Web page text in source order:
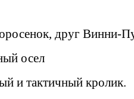
друг Винни-
осел
и тактичный кролик.